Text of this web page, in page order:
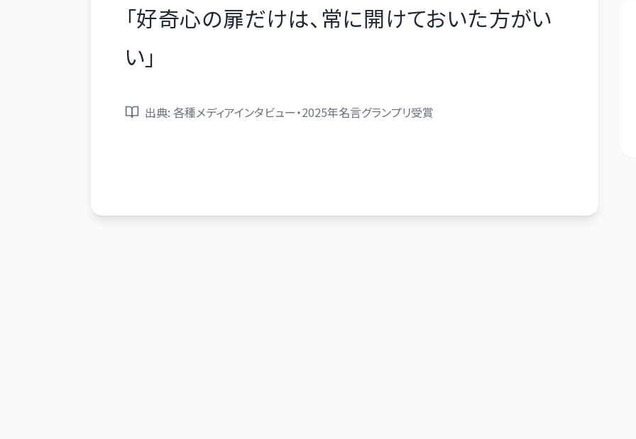
「好奇心の扉だけは、常に開けておいた方がい
い 」
出典: 各種メディアインタビュー・2025年名言グランプリ受賞